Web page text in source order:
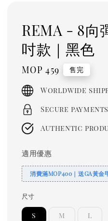
REMA - 8向
吋款｜黑色
Regular
price
MOP 459 售完
Worldwide
Secure payments
Authentic
適用優惠
消費滿MOP400｜送GA黃金
尺寸
S M L